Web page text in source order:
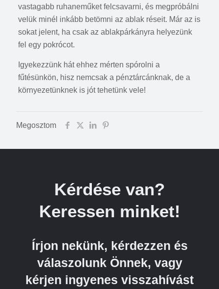
vastagabb ruhaneműket felcsavarni, és megpróbálni
velük minél inkább betömni az ablak réseit. Már az is
sokat jelent, ha csak az ablakpárkányra helyezünk
fel egy pokrócot.
Igyekezzünk hát ehhez mérten spórolni a
fűtésünkön, hisz nemcsak a pénztárcánknak, de a
környezetünknek is jót tehetünk vele!
Megosztom
Kérdése van?
Keressen minket!
Írjon nekünk, kérdezzen és
válaszolunk Önnek, vagy
kérjen ingyenes visszahívást